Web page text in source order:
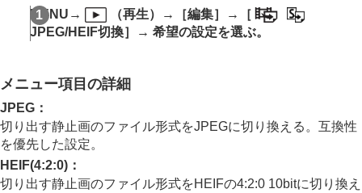
トリミング
動画から静止画を切り出す
動画から静止画作成
静止画作成後のショットマーク（再生）
JPEG/HEIF切換
メモリーカード間で画像をコピーする（コピー）
画像を削除する
テレビと接続して画像を見る
カメラの設定を変更する
MENU → （再生）→ ［編集］ →
［
JPEG/HEIF切換］
→ 希望の設定を選ぶ。
メニュー項目の詳細
JPEG ：
切り出す静止画のファイル形式をJPEGに切り換える。互換性
を優先した設定。
HEIF(4:2:0) ：
切り出す静止画のファイル形式をHEIFの4:2:0 10bitに切り換え